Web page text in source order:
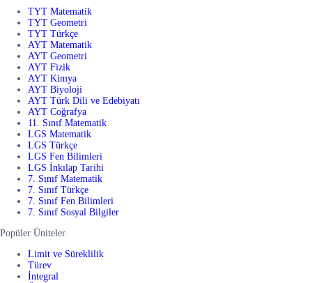
TYT Matematik
TYT Geometri
TYT Türkçe
AYT Matematik
AYT Geometri
AYT Fizik
AYT Kimya
AYT Biyoloji
AYT Türk Dili ve Edebiyatı
AYT Coğrafya
11. Sınıf Matematik
LGS Matematik
LGS Türkçe
LGS Fen Bilimleri
LGS İnkılap Tarihi
7. Sınıf Matematik
7. Sınıf Türkçe
7. Sınıf Fen Bilimleri
7. Sınıf Sosyal Bilgiler
Popüler Üniteler
Limit ve Süreklilik
Türev
İntegral